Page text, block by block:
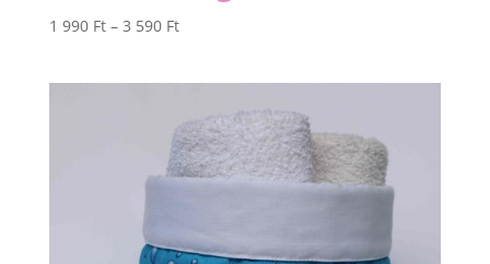
1 990 Ft – 3 590 FtÁrtartomány:
3
590 Ft